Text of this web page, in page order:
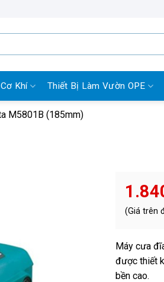
Khí Thiết Bị Làm Vườn OPE
M5801B (185mm)
(Giá trên
Máy cưa
được thiết
bền cao.